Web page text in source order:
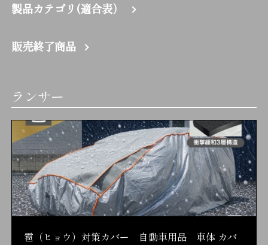
製品カテゴリ(適合表）
販売終了商品
ランサー
雹（ヒョウ）対策カバー 自動車用品 車体 カバ